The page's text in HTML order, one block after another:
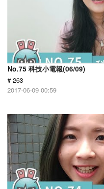
No.75 科技小電報(06/09)
# 263
2017-06-09 00:59